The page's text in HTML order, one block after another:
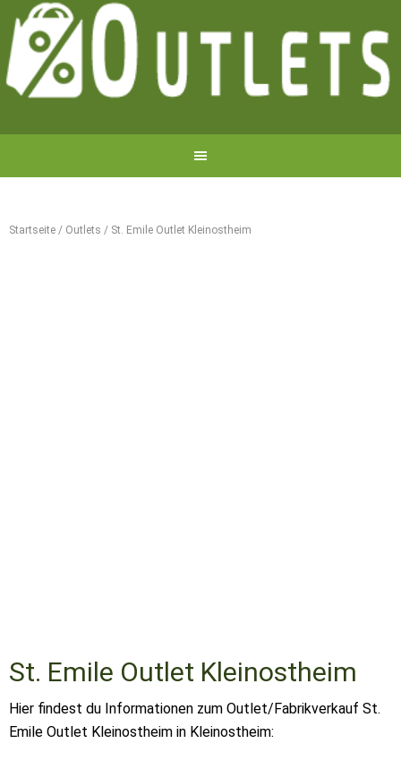
Startseite / Outlets / St. Emile Outlet Kleinostheim
St. Emile Outlet Kleinostheim
Hier findest du Informationen zum Outlet/Fabrikverkauf St.
Emile Outlet Kleinostheim in Kleinostheim: